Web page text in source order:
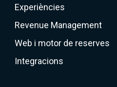
Experiències
Revenue Management
Web i motor de reserves
Integracions